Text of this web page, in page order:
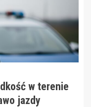
w terenie
jazdy